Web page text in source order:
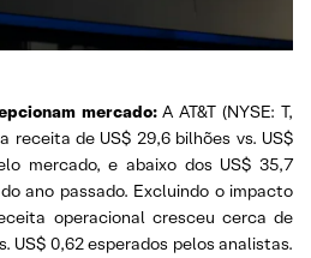
mercado:A AT&T (NYSE: T,
receita de US$ 29,6 bilhões vs. US$
mercado, e abaixo dos US$ 35,7
ano passado. Excluindo o impacto
operacional cresceu cerca de
US$ 0,62 esperados pelos analistas.